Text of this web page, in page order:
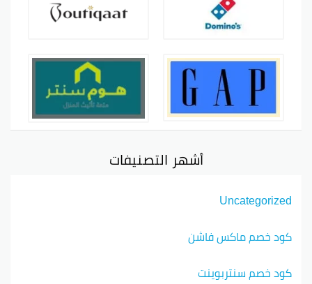
أشهر التصنيفات
Uncategorized
كود خصم ماكس فاشن
كود خصم سنتربوينت